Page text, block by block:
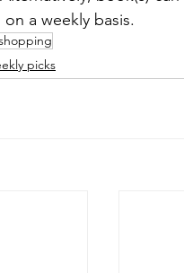
a weekly basis.
picks